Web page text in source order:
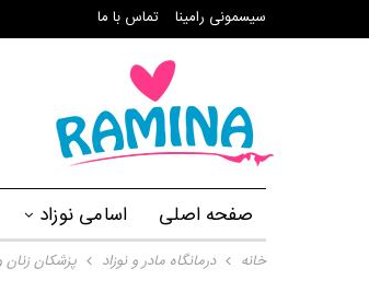
سیسمونی رامینا تماس با ما
صفحه اصلی اسامی نوزاد
خانه درمانگاه مادر و نوزاد پزشکان زنان